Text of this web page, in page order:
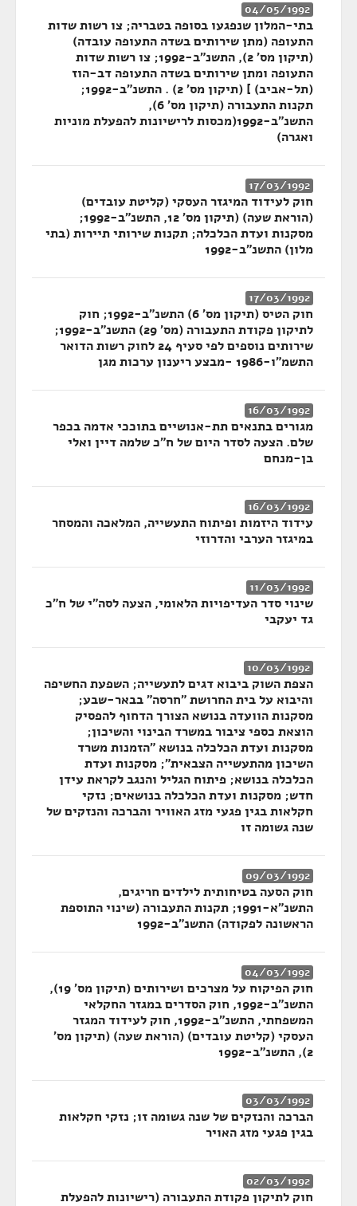
04/05/1992
בתי-המלון שנפגעו בסופה בטבריה; צו רשות שדות
התעופה (מתן שירותים בשדה התעופה עובדה)
(תיקון מס' 2), התשנ"ב-1992; צו רשות שדות
התעופה ומתן שירותים בשדה התעופה דב-הוז
(תל-אביב) ] (תיקון מס' 2) . התשנ"ב-1992;
תקנות התעבורה (תיקון מס' 6),
התשנ"ב-1992(מכסות לרישיונות להפעלת מוניות
ואגרה)
17/03/1992
חוק לעידוד המיגזר העסקי (קליטת עובדים)
(הוראת שעה) (תיקון מס' 12, התשנ"ב-1992;
מסקנות ועדת הכלכלה; תקנות שירותי תיירות (בתי
מלון) התשנ"ב-1992
17/03/1992
חוק הטיס (תיקון מס' 6) התשנ"ב-1992; חוק
לתיקון פקודת התעבורה (מס' 29) התשנ"ב-1992;
שירותים נוספים לפי סעיף 24 לחוק רשות הדואר
התשמ"ו-1986 -מבצע ריענון ערכות מגן
16/03/1992
מגורים בתנאים תת-אנושיים בתוככי אדמה בכפר
שלם. הצעה לסדר היום של ח"כ שלמה דיין ואלי
בן-מנחם
16/03/1992
עידוד היזמות ופיתוח התעשייה, המלאכה והמסחר
במיגזר הערבי והדרוזי
11/03/1992
שינוי סדר העדיפויות הלאומי, הצעה לסה"י של ח"כ
גד יעקבי
10/03/1992
הצפת השוק ביבוא דגים לתעשייה; השפעת החשיפה
והיבוא על בית החרושת "חרסה" בבאר-שבע;
מסקנות הוועדה בנושא הצורך הדחוף להפסיק
הוצאת כספי ציבור במשרד הבינוי והשיכון;
מסקנות ועדת הכלכלה בנושא "הזמנות משרד
השיכון מהתעשייה הצבאית"; מסקנות ועדת
הכלכלה בנושא; פיתוח הגליל והנגב לקראת עידן
חדש; מסקנות ועדת הכלכלה בנושאים; נזקי
חקלאות בגין פגעי מזג האוויר והברכה והנזקים של
שנה גשומה זו
09/03/1992
חוק הסעה בטיחותית לילדים חריגים,
התשנ"א-1991; תקנות התעבורה (שינוי התוספת
הראשונה לפקודה) התשנ"ב-1992
04/03/1992
חוק הפיקוח על מצרכים ושירותים (תיקון מס' 19),
התשנ"ב-1992, חוק הסדרים במגזר החקלאי
המשפחתי, התשנ"ב-1992, חוק לעידוד המגזר
העסקי (קליטת עובדים) (הוראת שעה) (תיקון מס'
2), התשנ"ב-1992
03/03/1992
הברכה והנזקים של שנה גשומה זו; נזקי חקלאות
בגין פגעי מזג האויר
02/03/1992
חוק לתיקון פקודת התעבורה (רישיונות להפעלת